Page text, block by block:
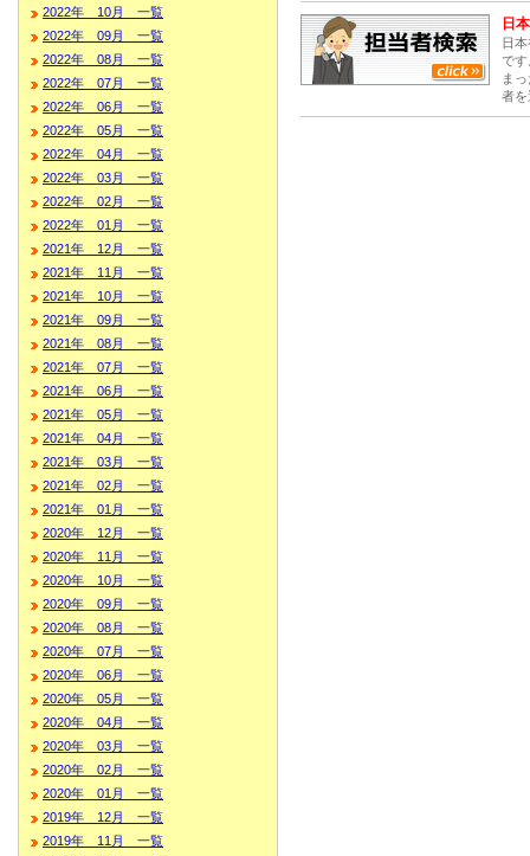
2022年 10月 一覧
2022年 09月 一覧
2022年 08月 一覧
2022年 07月 一覧
2022年 06月 一覧
2022年 05月 一覧
2022年 04月 一覧
2022年 03月 一覧
2022年 02月 一覧
2022年 01月 一覧
2021年 12月 一覧
2021年 11月 一覧
2021年 10月 一覧
2021年 09月 一覧
2021年 08月 一覧
2021年 07月 一覧
2021年 06月 一覧
2021年 05月 一覧
2021年 04月 一覧
2021年 03月 一覧
2021年 02月 一覧
2021年 01月 一覧
2020年 12月 一覧
2020年 11月 一覧
2020年 10月 一覧
2020年 09月 一覧
2020年 08月 一覧
2020年 07月 一覧
2020年 06月 一覧
2020年 05月 一覧
2020年 04月 一覧
2020年 03月 一覧
2020年 02月 一覧
2020年 01月 一覧
2019年 12月 一覧
2019年 11月 一覧
日
日
です
ま
者を